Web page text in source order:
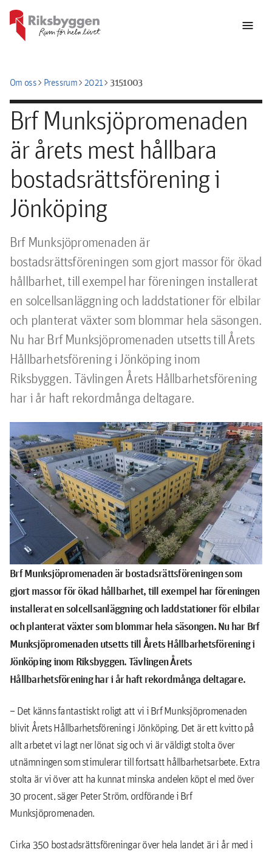
menu
Om osschevron_rightPressrumchevron_right2021chevron_right3151003
Brf Munksjöpromenaden
är årets mest hållbara
bostadsrättsförening i
Jönköping
Brf Munksjöpromenaden är
bostadsrättsföreningen som gjort massor för ökad
hållbarhet, till exempel har föreningen installerat
en solcellsanläggning och laddstationer för elbilar
och planterat växter som blommar hela säsongen.
Nu har Brf Munksjöpromenaden utsetts till Årets
Hållbarhetsförening i Jönköping inom
Riksbyggen. Tävlingen Årets Hållbarhetsförening
har i år haft rekordmånga deltagare.
Brf Munksjöpromenaden är bostadsrättsföreningen som
gjort massor för ökad hållbarhet, till exempel har föreningen
installerat en solcellsanläggning och laddstationer för elbilar
och planterat växter som blommar hela säsongen. Nu har Brf
Munksjöpromenaden utsetts till Årets Hållbarhetsförening i
Jönköping inom Riksbyggen. Tävlingen Årets
Hållbarhetsförening har i år haft rekordmånga deltagare.
– Det känns fantastiskt roligt att vi i Brf Munksjöpromenaden
blivit Årets Hållbarhetsförening i Jönköping. Det är ett kvitto på
allt arbetet vi lagt ner lönat sig och vi är väldigt stolta över
utnämningen som stimulerar till fortsatt hållbarhetsarbete. Extra
stolta är vi över att ha kunnat minska andelen köpt el med över
30 procent, säger Peter Ström, ordförande i Brf
Munksjöpromenaden.
Cirka 350 bostadsrättsföreningar över hela landet är i år med i